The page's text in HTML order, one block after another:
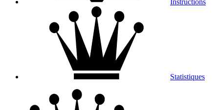
Instructions
Statistiques